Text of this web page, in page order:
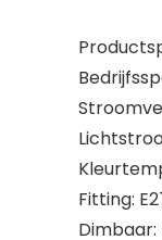
Fitting:
Dimbaar: